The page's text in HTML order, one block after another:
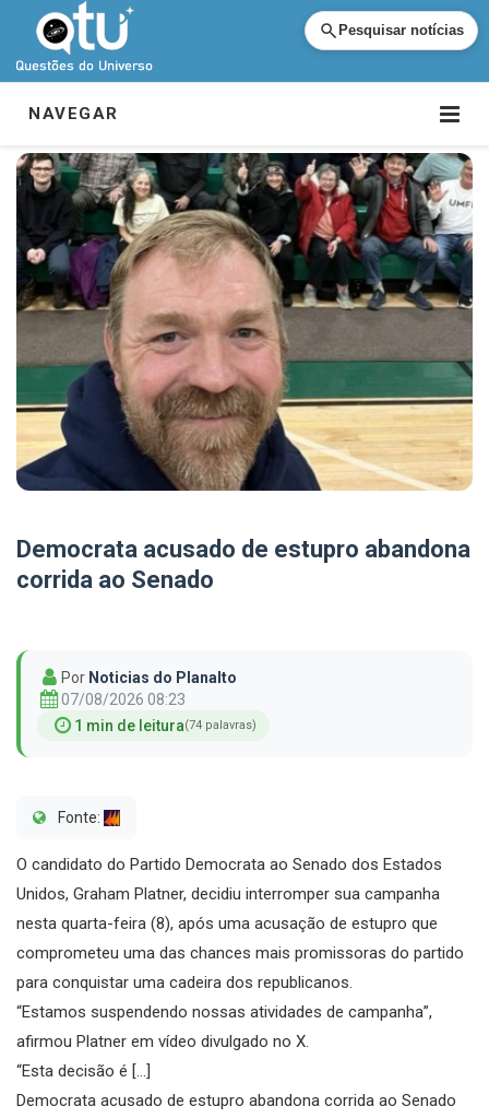
Pesquisar notícias
NAVEGAR
Democrata acusado de estupro abandona
corrida ao Senado
Por Noticias do Planalto
07/08/2026 08:23
1 min de leitura(74 palavras)
Fonte:
O candidato do Partido Democrata ao Senado dos Estados
Unidos, Graham Platner, decidiu interromper sua campanha
nesta quarta-feira (8), após uma acusação de estupro que
comprometeu uma das chances mais promissoras do partido
para conquistar uma cadeira dos republicanos.
“Estamos suspendendo nossas atividades de campanha”,
afirmou Platner em vídeo divulgado no X.
“Esta decisão é […]
Democrata acusado de estupro abandona corrida ao Senado